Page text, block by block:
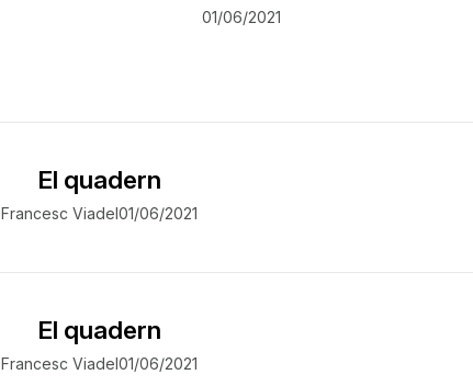
01/06/2021
El quadern
Francesc Viadel01/06/2021
El quadern
Francesc Viadel01/06/2021